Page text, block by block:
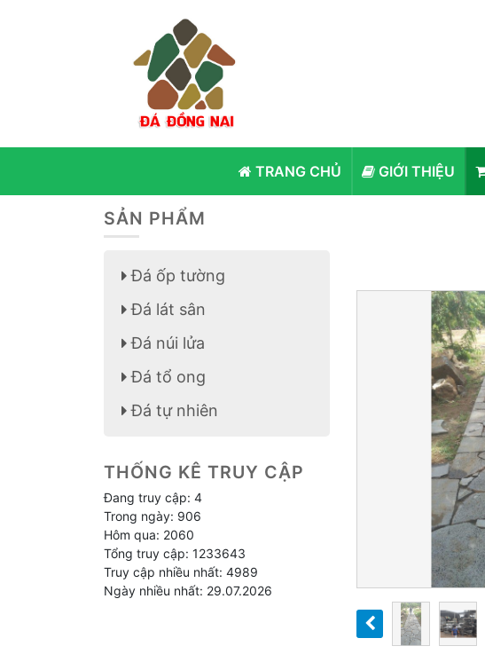
TRANG CHỦ GIỚI THIỆU
SẢN PHẨM
Đá ốp tường
Đá lát sân
Đá núi lửa
Đá tổ ong
Đá tự nhiên
THỐNG KÊ TRUY CẬP
Đang truy cập: 4
Trong ngày: 906
Hôm qua: 2060
Tổng truy cập: 1233643
Truy cập nhiều nhất: 4989
Ngày nhiều nhất: 29.07.2026